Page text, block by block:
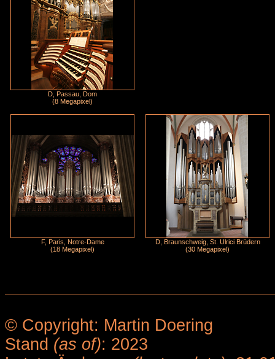
D, Passau, Dom
(8 Megapixel)
F, Paris, Notre-Dame
(18 Megapixel)
D, Braunschweig, St. Ulrici Brüdern
(30 Megapixel)
© Copyright: Martin Doering
Stand (as of): 2023